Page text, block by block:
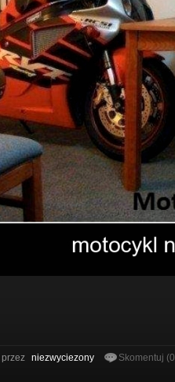
przez niezwyciezony Skomentuj